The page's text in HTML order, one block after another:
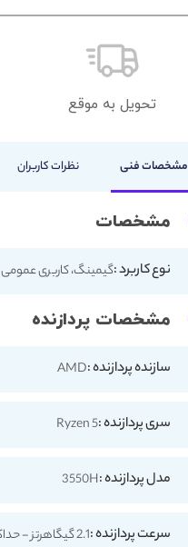
تحویل به موقع
مشخصات فنی نظرات کاربران
مشخصات
نوع کاربرد :گیمینگ، کاربری عمومی
مشخصات پردازنده
سازنده پردازنده :AMD
سری پردازنده :Ryzen 5
مدل پردازنده :3550H
سرعت پردازنده :2.1 گیگاهرتز - حداکثر 3.7 گیگاهرتز